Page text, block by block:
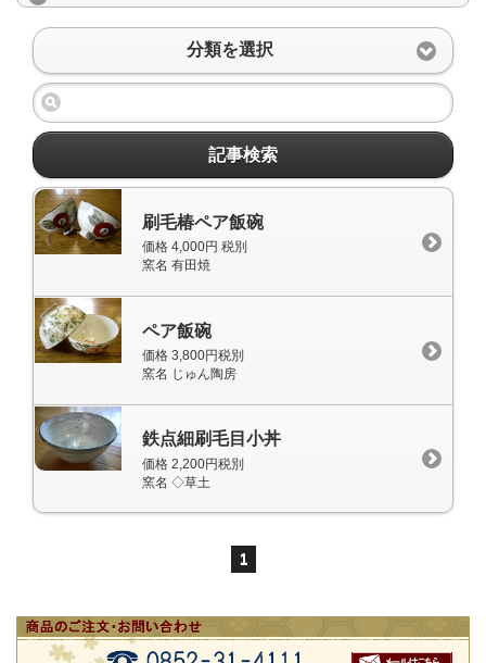
分類を選択
記事検索
刷毛椿ペア飯碗
価格 4,000円 税別
窯名 有田焼
ペア飯碗
価格 3,800円税別
窯名 じゅん陶房
鉄点細刷毛目小丼
価格 2,200円税別
窯名 ◇草土
1